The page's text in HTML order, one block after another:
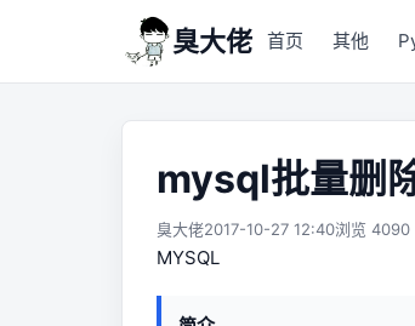
臭大佬 首页 其他
mysql批量删
臭大佬2017-10-27 12:40浏览 4090
MYSQL